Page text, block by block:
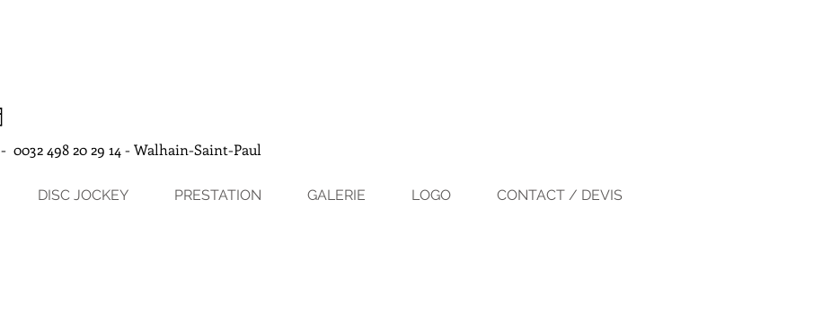
DISC JOCKEY PRESTATION GALERIE LOGO CONTACT / DEVIS
- 0032 498 20 29 14 - Walhain-Saint-Paul